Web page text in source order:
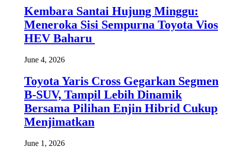
Kembara Santai Hujung Minggu:
Meneroka Sisi Sempurna Toyota Vios
HEV Baharu
June 4, 2026
Toyota Yaris Cross Gegarkan Segmen
B-SUV, Tampil Lebih Dinamik
Bersama Pilihan Enjin Hibrid Cukup
Menjimatkan
June 1, 2026